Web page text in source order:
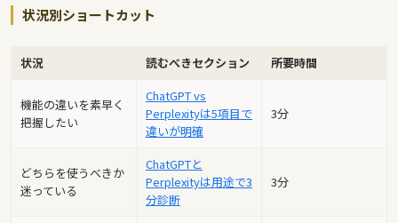
状況別ショートカット
状況 読むべきセクション 所要時間
機能の違いを素早く
把握したい
ChatGPT vs
Perplexityは5項目で
違いが明確
3分
どちらを使うべきか
迷っている
ChatGPTと
Perplexityは用途で3
分診断
3分